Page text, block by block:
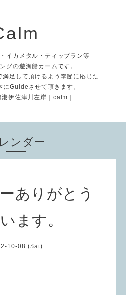
イカメタル・ティップラン等
グの遊漁船カームです。
満足して頂けるよう季節に応じた
にGuideさせて頂きます。
伊佐津川左岸｜calm｜
ンダー
ありがとう
ます。
10-08 (Sat)